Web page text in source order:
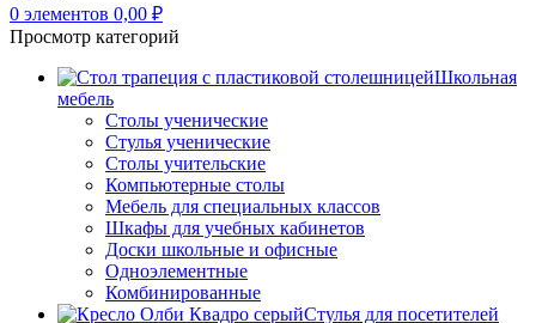
0 элементов 0,00 ₽
Просмотр категорий
Школьная
мебель
Столы ученические
Стулья ученические
Столы учительские
Компьютерные столы
Мебель для специальных классов
Шкафы для учебных кабинетов
Доски школьные и офисные
Одноэлементные
Комбинированные
Стулья для посетителей